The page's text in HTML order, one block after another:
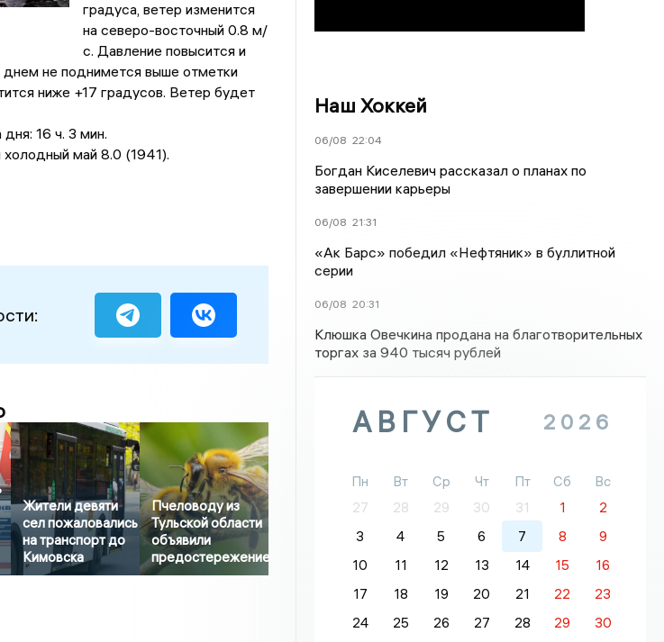
градусa, ветер изменится
на северо-восточный 0.8 м/
с. Давление повысится и
не поднимется выше отметки
ниже +17 градусов. Ветер будет
16 ч. 3 мин.
май 8.0 (1941).
Жители девяти
сел пожаловались
на транспорт до
Кимовска
Пчеловоду из
Тульской области
объявили
предостережение
Наш Хоккей
06/08 22:04
Богдан Киселевич рассказал о планах по
завершении карьеры
06/08 21:31
«Ак Барс» победил «Нефтяник» в буллитной
серии
06/08 20:31
Клюшка Овечкина продана на благотворительных
торгах за 940 тысяч рублей
АВГУСТ 2026
Пн Вт Ср Чт Пт Сб
Вс
27
28 29 30 31 1
2
3
4 5 6 7 8
9
10
11 12 13 14 15
16
17
18 19 20 21 22
23
24
25 26 27 28 29
30